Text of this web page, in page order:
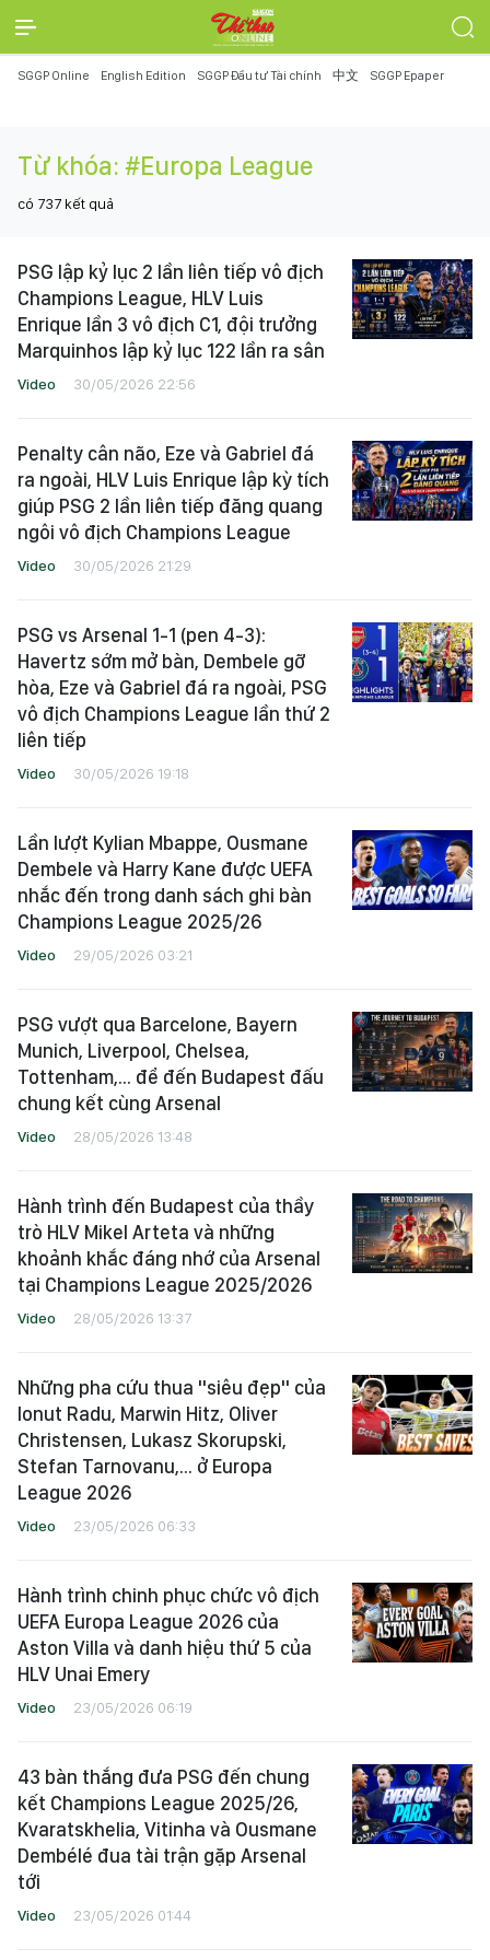
SGGP Online English Edition SGGP Đầu tư Tài chính 中文 SGGP Epaper
Từ khóa: #Europa League
có 737 kết quả
PSG lập kỷ lục 2 lần liên tiếp vô địch
Champions League, HLV Luis
Enrique lần 3 vô địch C1, đội trưởng
Marquinhos lập kỷ lục 122 lần ra sân
Video 30/05/2026 22:56
Penalty cân não, Eze và Gabriel đá
ra ngoài, HLV Luis Enrique lập kỳ tích
giúp PSG 2 lần liên tiếp đăng quang
ngôi vô địch Champions League
Video 30/05/2026 21:29
PSG vs Arsenal 1-1 (pen 4-3):
Havertz sớm mở bàn, Dembele gỡ
hòa, Eze và Gabriel đá ra ngoài, PSG
vô địch Champions League lần thứ 2
liên tiếp
Video 30/05/2026 19:18
Lần lượt Kylian Mbappe, Ousmane
Dembele và Harry Kane được UEFA
nhắc đến trong danh sách ghi bàn
Champions League 2025/26
Video 29/05/2026 03:21
PSG vượt qua Barcelone, Bayern
Munich, Liverpool, Chelsea,
Tottenham,... để đến Budapest đấu
chung kết cùng Arsenal
Video 28/05/2026 13:48
Hành trình đến Budapest của thầy
trò HLV Mikel Arteta và những
khoảnh khắc đáng nhớ của Arsenal
tại Champions League 2025/2026
Video 28/05/2026 13:37
Những pha cứu thua "siêu đẹp" của
Ionut Radu, Marwin Hitz, Oliver
Christensen, Lukasz Skorupski,
Stefan Tarnovanu,... ở Europa
League 2026
Video 23/05/2026 06:33
Hành trình chinh phục chức vô địch
UEFA Europa League 2026 của
Aston Villa và danh hiệu thứ 5 của
HLV Unai Emery
Video 23/05/2026 06:19
43 bàn thắng đưa PSG đến chung
kết Champions League 2025/26,
Kvaratskhelia, Vitinha và Ousmane
Dembélé đua tài trận gặp Arsenal
tới
Video 23/05/2026 01:44